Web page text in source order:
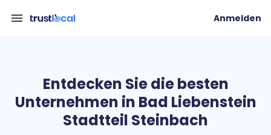
menu Anmelden
Entdecken Sie die besten
Unternehmen in Bad Liebenstein
Stadtteil Steinbach